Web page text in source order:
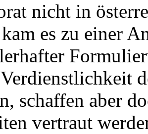
nicht in
es zu einer
schaffen aber
vertraut